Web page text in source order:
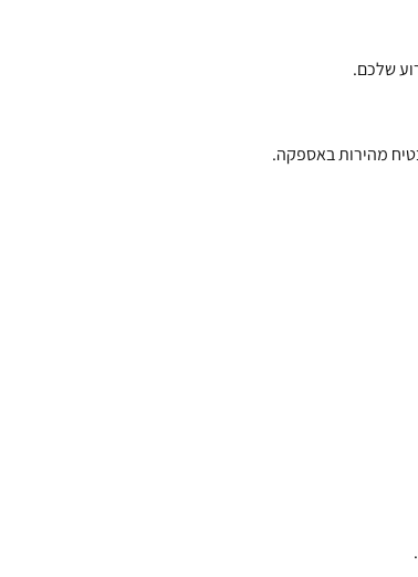
שלכם.
מהירות באספקה.